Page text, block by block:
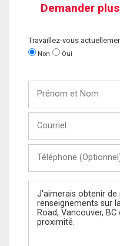
Demander
Travaillez-vous
Non Oui
Nom
(Optionnel)
Message